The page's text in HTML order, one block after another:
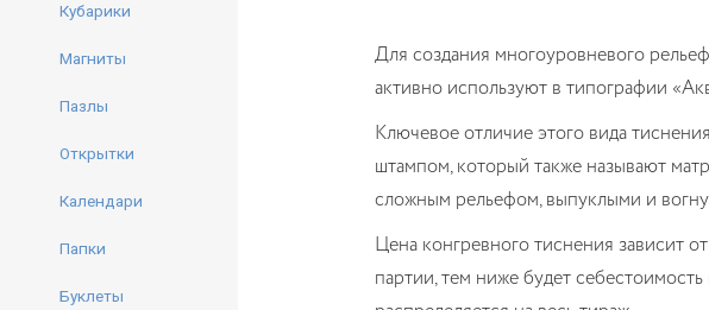
Кубарики
Магниты
Пазлы
Открытки
Календари
Папки
Буклеты
Для создания многоуровневого
активно используют в типографии
Ключевое отличие этого вида
штампом, который также называют
сложным рельефом, выпуклыми и
Цена конгревного тиснения зависит
партии, тем ниже будет